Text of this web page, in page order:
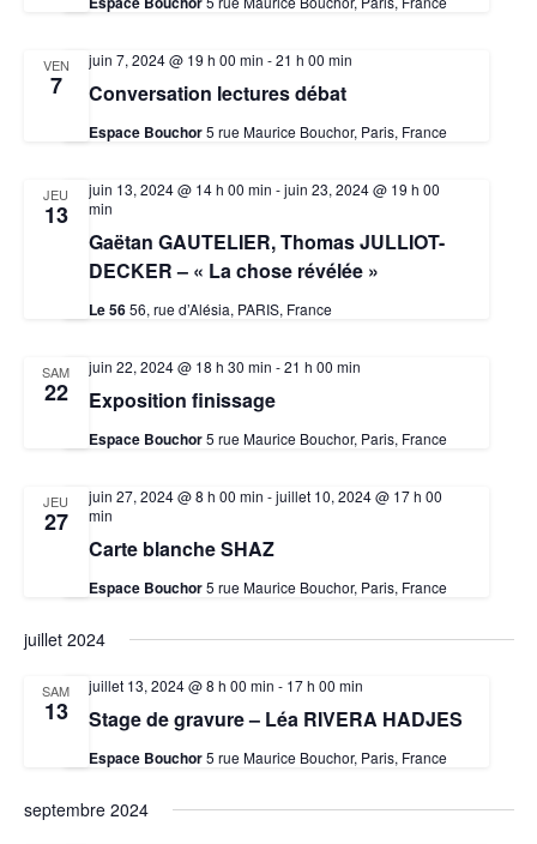
VEN
7 Conversation lectures débat
juin 7, 2024 @ 19 h 00 min -21 h 00 min
Espace Bouchor5 rue Maurice Bouchor, Paris, France
JEU
13
Gaëtan GAUTELIER, Thomas JULLIOT-
DECKER – « La chose révélée »
juin 13, 2024 @ 14 h 00 min -juin 23, 2024 @ 19 h 00
min
Le 5656, rue d’Alésia, PARIS, France
SAM
22 Exposition finissage
juin 22, 2024 @ 18 h 30 min -21 h 00 min
Espace Bouchor5 rue Maurice Bouchor, Paris, France
JEU
27
Carte blanche SHAZ
juin 27, 2024 @ 8 h 00 min -juillet 10, 2024 @ 17 h 00
min
Espace Bouchor5 rue Maurice Bouchor, Paris, France
juillet 2024
SAM
13 Stage de gravure – Léa RIVERA HADJES
juillet 13, 2024 @ 8 h 00 min - 17 h 00 min
Espace Bouchor5 rue Maurice Bouchor, Paris, France
septembre 2024